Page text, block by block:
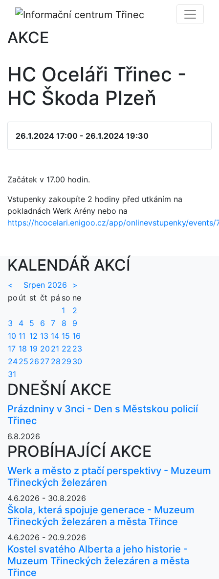
AKCE
HC Oceláři Třinec -
HC Škoda Plzeň
26.1.2024 17:00 - 26.1.2024 19:30
Začátek v 17.00 hodin.
Vstupenky zakoupíte 2 hodiny před utkáním na
pokladnách Werk Arény nebo na
https://hcocelari.enigoo.cz/app/onlinevstupenky/events/
KALENDÁŘ AKCÍ
< Srpen 2026
>
po út st čt pá so ne
1
2
3
4 5 6 7 8
9
10 11 12 13 14 15 16
17 18 19 20 21 22 23
2425 26 27 28 29 30
31
DNEŠNÍ AKCE
Prázdniny v 3nci - Den s Městskou policií
Třinec
6.8.2026
PROBÍHAJÍCÍ AKCE
Werk a město z ptačí perspektivy - Muzeum
Třineckých železáren
4.6.2026 - 30.8.2026
Škola, která spojuje generace - Muzeum
Třineckých železáren a města Třince
4.6.2026 - 20.9.2026
Kostel svatého Alberta a jeho historie -
Muzeum Třineckých železáren a města
Třince